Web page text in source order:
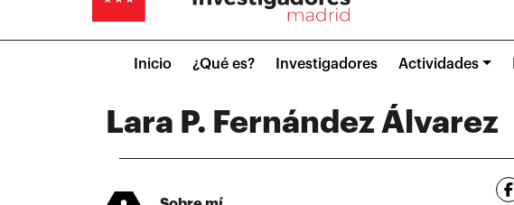
menuInicio ¿Qué es? Investigadores Actividades
Lara P. Fernández Álvarez